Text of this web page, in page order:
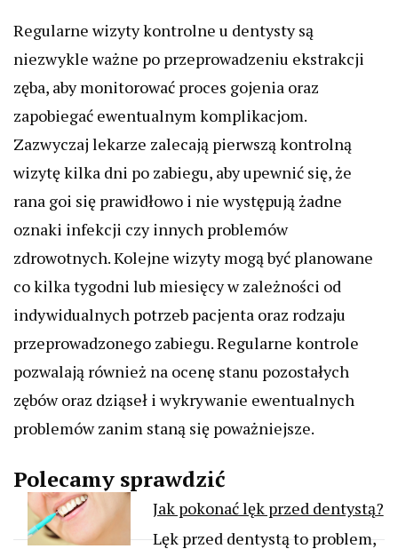
Regularne wizyty kontrolne u dentysty są
niezwykle ważne po przeprowadzeniu ekstrakcji
zęba, aby monitorować proces gojenia oraz
zapobiegać ewentualnym komplikacjom.
Zazwyczaj lekarze zalecają pierwszą kontrolną
wizytę kilka dni po zabiegu, aby upewnić się, że
rana goi się prawidłowo i nie występują żadne
oznaki infekcji czy innych problemów
zdrowotnych. Kolejne wizyty mogą być planowane
co kilka tygodni lub miesięcy w zależności od
indywidualnych potrzeb pacjenta oraz rodzaju
przeprowadzonego zabiegu. Regularne kontrole
pozwalają również na ocenę stanu pozostałych
zębów oraz dziąseł i wykrywanie ewentualnych
problemów zanim staną się poważniejsze.
Polecamy sprawdzić
Jak pokonać lęk przed dentystą?
Lęk przed dentystą to problem,